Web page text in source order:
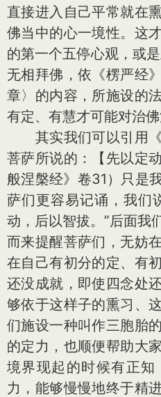
直接进入自己平常就在
佛当中的心一境性。这
的第一个五停心观，或
无相拜佛，依《楞严经
章〉的内容，所施设的
有定、有慧才可能对治
其实我们可以引用《
菩萨所说的：【先以定
般涅槃经》卷31）只是
萨们更容易记诵，我们
动，后以智拔。”后面我
而来提醒菩萨们，无妨
在自己有初分的定、有
还没成就，即使四念处
够依于这样子的熏习、
们施设一种叫作三胞胎
的定力，也顺便帮助大
境界现起的时候有正
力，能够慢慢地终于精